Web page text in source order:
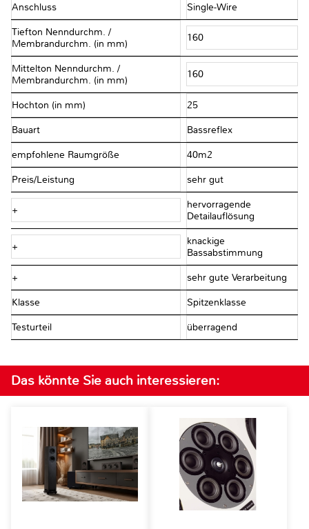
Anschluss Single-Wire
Tiefton Nenndurchm. /
Membrandurchm. (in mm)
160
Mittelton Nenndurchm. /
Membrandurchm. (in mm)
160
Hochton (in mm) 25
Bauart Bassreflex
empfohlene Raumgröße 40m2
Preis/Leistung sehr gut
+
hervorragende
Detailauflösung
+
knackige
Bassabstimmung
+ sehr gute Verarbeitung
Klasse Spitzenklasse
Testurteil überragend
Das könnte Sie auch interessieren: